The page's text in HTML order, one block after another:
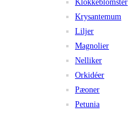
Klokkeblomster
Krysantemum
Liljer
Magnolier
Nelliker
Orkidéer
Pæoner
Petunia